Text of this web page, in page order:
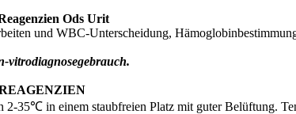
Ods Urit
und WBC-Unterscheidung,
vitrodiagnosegebrauch.
2-35℃ in einem staubfreien Platz mit guter Belüftung.